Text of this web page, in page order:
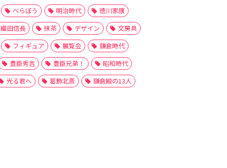
べらぼう
明治時代
徳川家康
織田信長
抹茶 デザイン
文房具
フィギュア
展覧会
鎌倉時代
豊臣秀吉
豊臣兄弟！
昭和時代
光る君へ
葛飾北斎 鎌倉殿の13人